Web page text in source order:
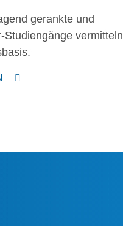
gerankte und
Studiengänge vermitteln